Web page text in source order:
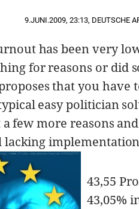
9.JUNI.2009, 23:13, DEUTSCHE
has been very
for reasons or did
that you have
easy politician
few more reasons
43,55
43,05%